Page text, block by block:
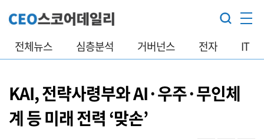
전체뉴스 심층분석 거버넌스 전자 IT
KAI, 전략사령부와 AI·우주·무인체
계 등 미래 전력 ‘맞손’